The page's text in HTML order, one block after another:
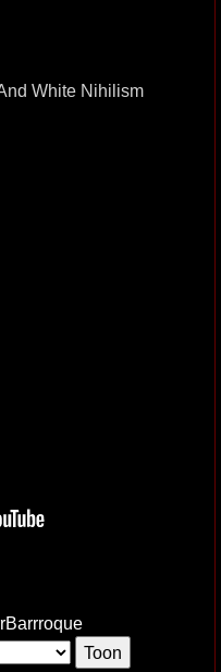
White Nihilism